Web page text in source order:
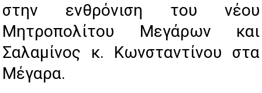
στην ενθρόνιση του νέου
Μητροπολίτου Μεγάρων και
Σαλαμίνος κ. Κωνσταντίνου στα
Μέγαρα.